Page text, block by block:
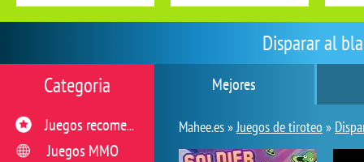
Disparar al
Mejores
Mahee.es »Juegos de tiroteo »
Categoria
Juegos recomendados
Juegos MMO